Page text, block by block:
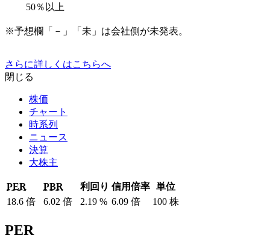
50％以上
※予想欄「－」「未」は会社側が未発表。
さらに詳しくはこちらへ
閉じる
株価
チャート
時系列
ニュース
決算
大株主
PER PBR 利回り 信用倍率 単位
18.6 倍 6.02 倍 2.19 % 6.09 倍 100 株
PER